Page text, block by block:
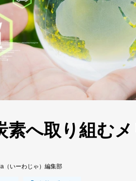
素へ取り組む
（いーわじゃ）編集部